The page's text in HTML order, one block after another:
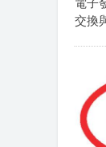
電子
交換